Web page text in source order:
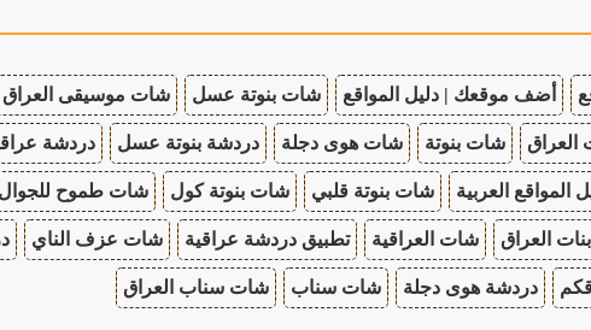
أضف موقعك | دليل المواقع شات بنوتة عسل شات موسيقى العراق
شات بنوتة شات هوى دجلة دردشة بنوتة عسل دردشة
المواقع العربية شات بنوتة قلبي شات بنوتة كول شات طموح للجوال
العراق شات العراقية تطبيق دردشة عراقية شات عزف الناي
دردشة هوى دجلة شات سناب شات سناب العراق